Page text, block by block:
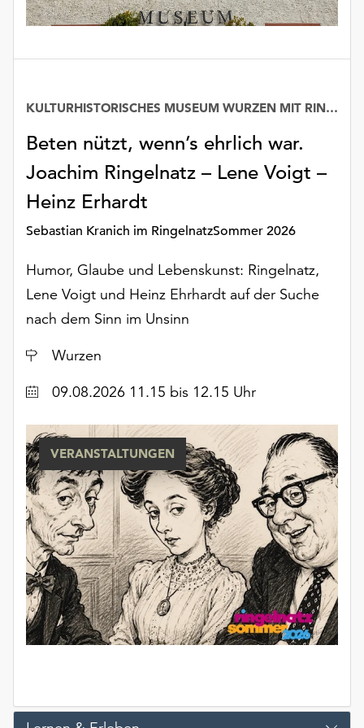
Möchten
Sie
anpassen,
Sie
Einstellungen
über
Schaltfläche
Weitere
Informationen
finden
Datenschutzerklärung
dem
Impressum
Beten nützt, wenn’s ehrlich war.
Joachim Ringelnatz – Lene Voigt –
Heinz Erhardt
Sebastian Kranich im RingelnatzSommer 2026
KULTURHISTORISCHES MUSEUM WURZEN MIT RINGELNATZ-SAMMLUNG
Humor, Glaube und Lebenskunst: Ringelnatz,
Lene Voigt und Heinz Ehrhardt auf der Suche
nach dem Sinn im Unsinn
Ort
Wurzen
Datum09.08.2026 11.15 bis 12.15 Uhr
VERANSTALTUNGEN